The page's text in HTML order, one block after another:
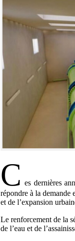
C es dernières
répondre à la demande
et de l’expansion
Le renforcement de la
de l’eau et de